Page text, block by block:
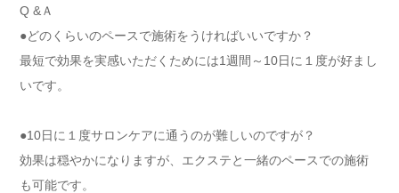
Q &Ａ
●どのくらいのペースで施術をうければいいですか？
最短で効果を実感いただくためには1週間～10日に１度が好まし
いです。
●10日に１度サロンケアに通うのが難しいのですが？
効果は穏やかになりますが、エクステと一緒のペースでの施術
も可能です。